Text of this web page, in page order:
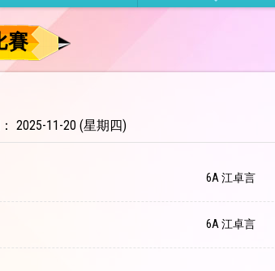
賽
2025-11-20 (星期四)
6A 江卓言
6A 江卓言